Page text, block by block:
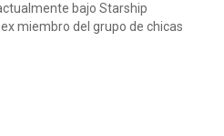
bajo Starship
miembro del grupo de chicas